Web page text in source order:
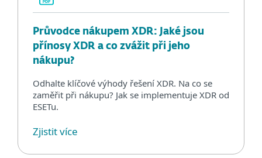
Průvodce nákupem XDR: Jaké jsou
přínosy XDR a co zvážit při jeho
nákupu?
Odhalte klíčové výhody řešení XDR. Na co se
zaměřit při nákupu? Jak se implementuje XDR od
ESETu.
Zjistit více